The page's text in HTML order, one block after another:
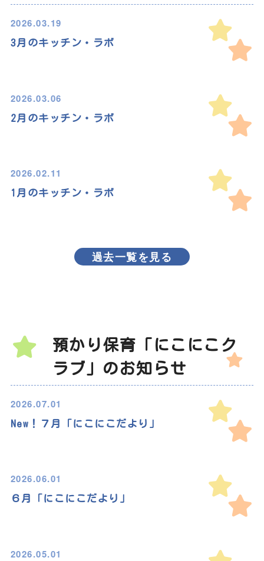
2026.03.19
3月のキッチン・ラボ
2026.03.06
2月のキッチン・ラボ
2026.02.11
1月のキッチン・ラボ
過去一覧を見る
預かり保育「にこにこク
ラブ」のお知らせ
2026.07.01
New！７月「にこにこだより」
2026.06.01
６月「にこにこだより」
2026.05.01